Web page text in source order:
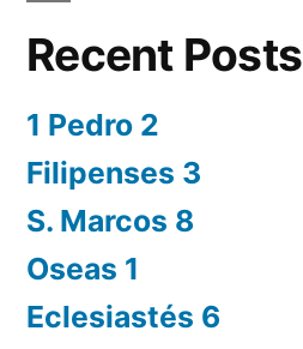
Recent Posts
1 Pedro 2
Filipenses 3
S. Marcos 8
Oseas 1
Eclesiastés 6